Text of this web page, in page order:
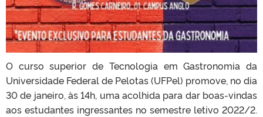
O curso superior de Tecnologia em Gastronomia da
Universidade Federal de Pelotas (UFPel) promove, no dia
30 de janeiro, às 14h, uma acolhida para dar boas-vindas
aos estudantes ingressantes no semestre letivo 2022/2.